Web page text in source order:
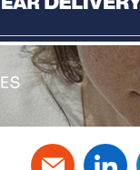
linkedin